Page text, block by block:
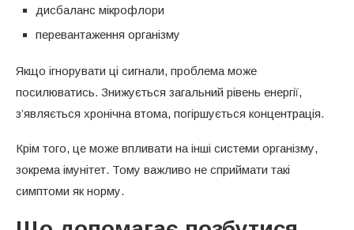
дисбаланс мікрофлори
перевантаження організму
Якщо ігнорувати ці сигнали, проблема може
посилюватись. Знижується загальний рівень енергії,
з’являється хронічна втома, погіршується концентрація.
Крім того, це може впливати на інші системи організму,
зокрема імунітет. Тому важливо не сприймати такі
симптоми як норму.